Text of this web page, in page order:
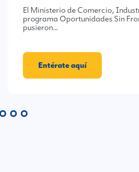
El Ministerio de Comercio,
programa Oportunidades Sin
pusieron…
Entérate aquí